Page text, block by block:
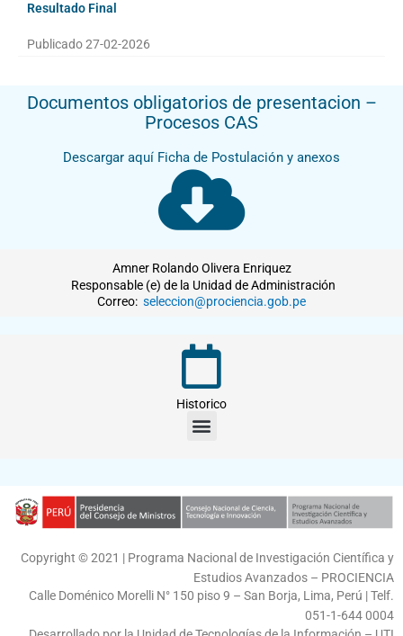
Resultado Final
Publicado 27-02-2026
Documentos obligatorios de presentacion –
Procesos CAS
Descargar aquí Ficha de Postulación y anexos
Amner Rolando Olivera Enriquez
Responsable (e) de la Unidad de Administración
Correo: seleccion@prociencia.gob.pe
Historico
M
e
Copyright © 2021 | Programa Nacional de Investigación Científica y
Estudios Avanzados – PROCIENCIA
Calle Doménico Morelli N° 150 piso 9 – San Borja, Lima, Perú | Telf.
051-1-644 0004